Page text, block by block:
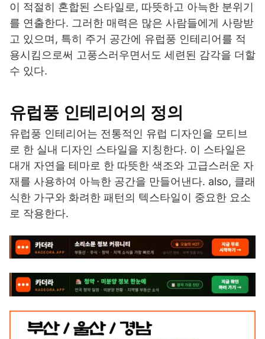
이 적절히 혼합된 스타일로, 따뜻하고 아늑한 분위기
를 연출한다. 그러한 매력은 많은 사람들에게 사랑받
고 있으며, 특히 주거 공간에 유럽풍 인테리어를 적
용시킴으로써 고풍스러우면서도 세련된 감각을 더할
수 있다.
유럽풍 인테리어의 정의
유럽풍 인테리어는 전통적인 유럽 디자인을 모티브
로 한 실내 디자인 스타일을 지칭한다. 이 스타일은
대개 자연을 테마로 한 따뜻한 색조와 고급스러운 자
재를 사용하여 아늑한 공간을 만들어낸다. also, 클래
식한 가구와 화려한 패턴의 텍스타일이 중요한 요소
로 작용한다.